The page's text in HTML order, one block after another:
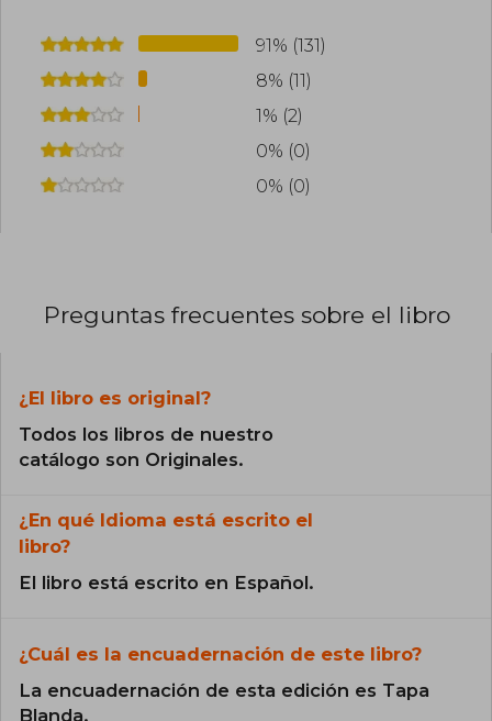
91% (131)
8% (11)
1% (2)
0% (0)
0% (0)
Preguntas frecuentes sobre el libro
¿El libro es original?
Todos los libros de nuestro
catálogo son Originales.
¿En qué Idioma está escrito el
libro?
El libro está escrito en Español.
¿Cuál es la encuadernación de este libro?
La encuadernación de esta edición es Tapa
Blanda.